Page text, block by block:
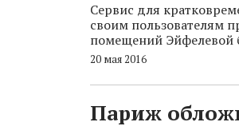
Сервис для
своим пользователям
помещений Эйфелевой
20 мая 2016
Париж